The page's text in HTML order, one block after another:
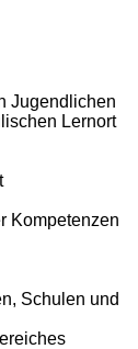
Jugendlichen
Lernort
Kompetenzen
Schulen und